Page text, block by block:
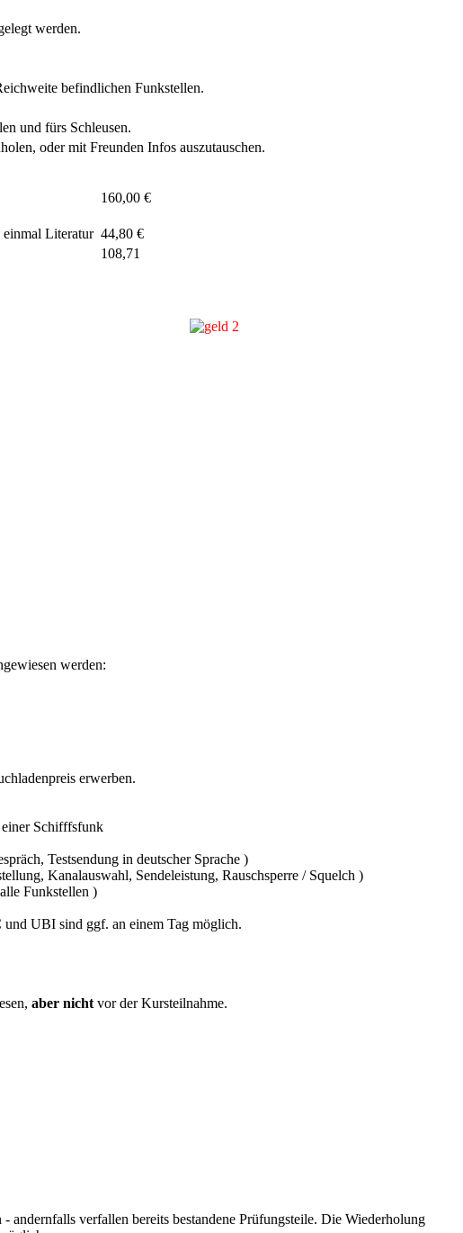
werden.
befindlichen Funkstellen.
und fürs Schleusen.
oder mit Freunden Infos auszutauschen.
160,00 €
einmal Literatur 44,80 €
108,71
werden:
erwerben.
Schifffsfunk
Testsendung in deutscher Sprache )
Kanalauswahl, Sendeleistung, Rauschsperre / Squelch )
Funkstellen )
UBI sind ggf. an einem Tag möglich.
aber nicht vor der Kursteilnahme.
andernfalls verfallen bereits bestandene Prüfungsteile. Die Wiederholung